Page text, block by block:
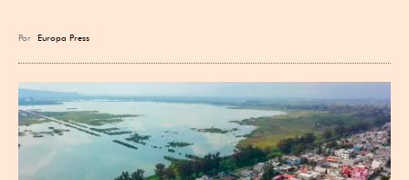
Por Europa Press